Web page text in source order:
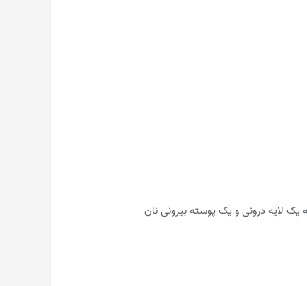
لایه درونی و یک پوسته بیرونی نان